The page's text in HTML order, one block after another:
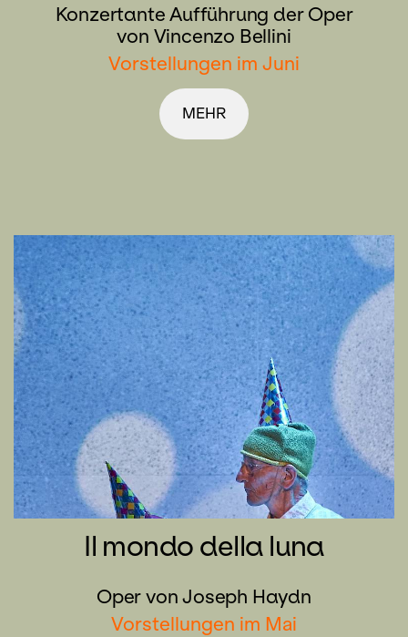
Konzertante Aufführung der Oper
von Vincenzo Bellini
Vorstellungen im Juni
MEHR
Il mondo della luna
Oper von Joseph Haydn
Vorstellungen im Mai